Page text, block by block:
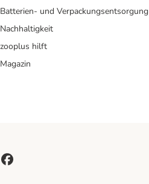
Batterien- und Verpackungsentsorgung
Nachhaltigkeit
zooplus hilft
Magazin